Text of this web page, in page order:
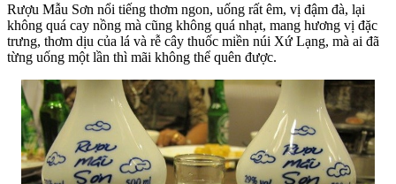
Rượu Mẫu Sơn nổi tiếng thơm ngon, uống rất êm, vị đậm đà, lại
không quá cay nồng mà cũng không quá nhạt, mang hương vị đặc
trưng, thơm dịu của lá và rễ cây thuốc miền núi Xứ Lạng, mà ai đã
từng uống một lần thì mãi không thể quên được.